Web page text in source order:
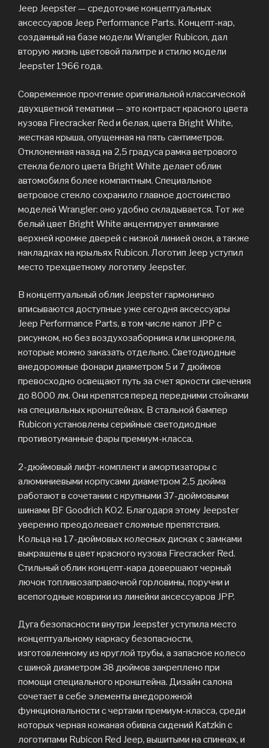
Jeep Jeepster — средоточие концептуальных
аксессуаров Jeep Performance Parts. Концепт-кар,
созданный на базе модели Wrangler Rubicon, дал
вторую жизнь цветовой палитре и стилю модели
Jeepster 1966 года.
Современное прочтение оригинальной классической
двухцветной тематики — это контраст красного цвета
кузова Firecracker Red и белая, цвета Bright White,
жесткая крыша, опущенная на пять сантиметров.
Отклоненная назад на 2,5 градуса рамка ветрового
стекла белого цвета Bright White делает облик
автомобиля более компактным. Специальное
ветровое стекло сохранило главное достоинство
моделей Wrangler: оно удобно складывается. Тот же
белый цвет Bright White акцентирует внимание
верхней кромке дверей с низкой линией окон, а также
накладках на крыльях Rubicon. Логотип Jeep уступил
место трехцветному логотипу Jeepster.
В концептуальный облик Jeepster гармонично
вписываются доступные уже сегодня аксессуары
Jeep Performance Parts, в том числе капот JPP с
рисунком, но без воздухозаборника или шноркеля,
которые можно заказать отдельно. Светодиодные
внедорожные фонари диаметром 5 и 7 дюймов
превосходно освещают путь за счет яркости свечения
до 8000 лм. Они крепятся перед передними стойками
на специальных кронштейнах. В стальной бампер
Rubicon установлены серийные светодиодные
противотуманные фары премиум-класса.
2-дюймовый лифт-комплект и амортизаторы с
алюминиевыми корпусами диаметром 2,5 дюйма
работают в сочетании с крупными 37-дюймовыми
шинами BF Goodrich KO2. Благодаря этому Jeepster
уверенно преодолевает сложные препятствия.
Кольца на 17-дюймовых колесных дисках с замками
выкрашены в цвет красного кузова Firecracker Red.
Стильный облик концепт-кара довершают черный
лючок топливозаправочной горловины, поручни и
всепогодные коврики из линейки аксессуаров JPP.
Дуга безопасности внутри Jeepster уступила место
концептуальному каркасу безопасности,
изготовленному из круглой трубы, а запасное колесо
с шиной диаметром 38 дюймов закреплено при
помощи специального кронштейна. Дизайн салона
сочетает в себе элементы внедорожной
функциональности с чертами премиум-класса, среди
которых черная кожаная обивка сидений Katzkin с
логотипами Rubicon Red Jeep, вышитыми на спинках, и